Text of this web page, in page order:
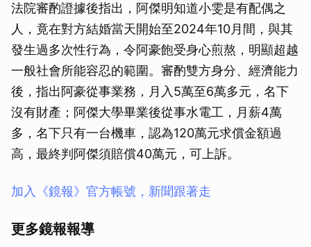
法院審酌證據後指出，阿傑明知道小雯是有配偶之
人，竟在對方結婚當天開始至2024年10月間，與其
發生過多次性行為，令阿豪飽受身心煎熬，明顯超越
一般社會所能容忍的範圍。審酌雙方身分、經濟能力
後，指出阿豪從事業務，月入5萬至6萬多元，名下
沒有財產；阿傑大學畢業後從事水電工，月薪4萬
多，名下只有一台機車，認為120萬元求償金額過
高，最終判阿傑須賠償40萬元，可上訴。
加入《鏡報》官方帳號，新聞跟著走
更多鏡報報導